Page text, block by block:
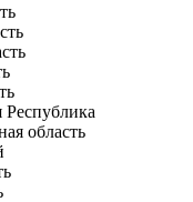
область